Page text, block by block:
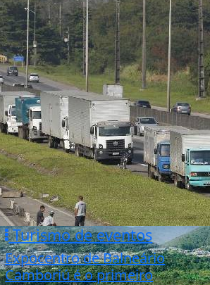
Turismo de eventos
Expocentro de Balneário
Camboriú é o primeiro